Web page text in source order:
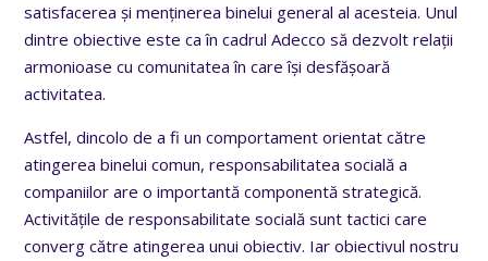
satisfacerea și menținerea binelui general al acesteia. Unul
dintre obiective este ca în cadrul Adecco să dezvolt relații
armonioase cu comunitatea în care își desfășoară
activitatea.
Astfel, dincolo de a fi un comportament orientat către
atingerea binelui comun, responsabilitatea socială a
companiilor are o importantă componentă strategică.
Activitățile de responsabilitate socială sunt tactici care
converg către atingerea unui obiectiv. Iar obiectivul nostru